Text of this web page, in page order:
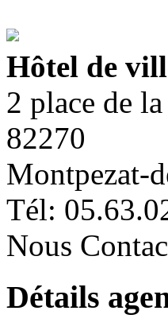
Hôtel de
2 place de
82270
Montpezat-
Tél:
Nous
Détails